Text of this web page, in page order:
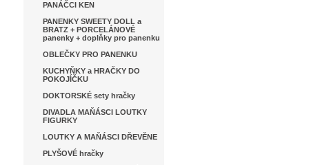
PANÁČCI KEN
PANENKY SWEETY DOLL a
BRATZ + PORCELÁNOVÉ
panenky + doplňky pro panenku
OBLEČKY PRO PANENKU
KUCHYŇKY a HRAČKY DO
POKOJÍČKU
DOKTORSKÉ sety hračky
DIVADLA MAŇÁSCI LOUTKY
FIGURKY
LOUTKY A MAŇÁSCI DŘEVĚNE
PLYŠOVÉ hračky